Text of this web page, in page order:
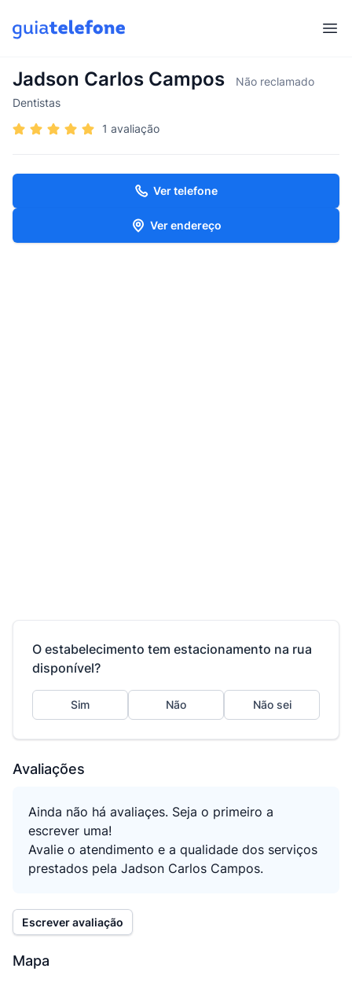
Jadson Carlos Campos
Não reclamado
Dentistas
1 avaliação
Ver telefone
Ver endereço
O estabelecimento tem estacionamento na rua
disponível?
Sim Não Não sei
Avaliações
Ainda não há avaliaçes. Seja o primeiro a
escrever uma!
Avalie o atendimento e a qualidade dos serviços
prestados pela Jadson Carlos Campos.
Escrever avaliação
Mapa